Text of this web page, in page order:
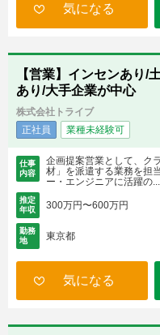
気になる
【営業】インセンあり/
あり/大手企業が中心
株式会社トライブ
正社員
業種未経験可
仕事
内容
企画提案営業として、ク
材」を派遣する業務を担
ー・エンジニアに活躍の...
推定
年収
300万円〜600万円
勤務
地
東京都
気になる